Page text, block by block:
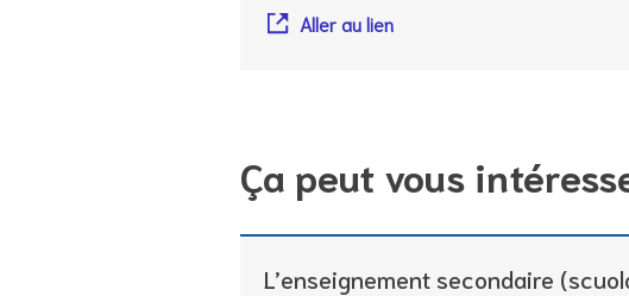
Aller au lien
Ça peut vous
L’enseignement secondaire